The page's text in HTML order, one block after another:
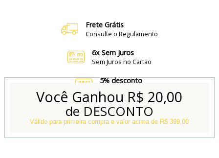
Frete Grátis
Consulte o Regulamento
6x Sem Juros
Sem Juros no Cartão
5% desconto
Conheça também
Nossa Loja Física
Você Ganhou R$ 20,00
de DESCONTO
Válido para primeira compra e valor acima de R$ 399,00